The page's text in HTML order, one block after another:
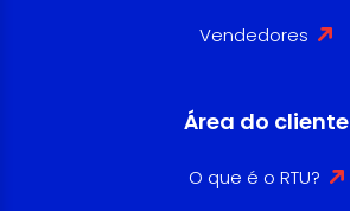
Vendedores
Área do cliente
O que é o RTU?